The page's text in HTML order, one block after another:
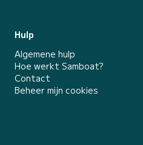
Hulp
Algemene hulp
Hoe werkt Samboat?
Contact
Beheer mijn cookies